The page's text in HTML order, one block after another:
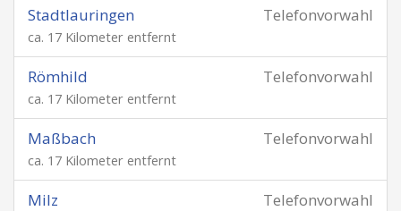
Telefonvorwahl
Stadtlauringen
ca. 17 Kilometer entfernt
Telefonvorwahl
Römhild
ca. 17 Kilometer entfernt
Telefonvorwahl
Maßbach
ca. 17 Kilometer entfernt
Telefonvorwahl
Milz